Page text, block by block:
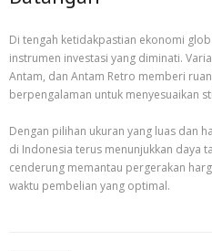
Di tengah ketidakpastian ekonomi
instrumen investasi yang diminati.
Antam, dan Antam Retro memberi
berpengalaman untuk menyesuaikan
Dengan pilihan ukuran yang luas dan
di Indonesia terus menunjukkan daya
cenderung memantau pergerakan
waktu pembelian yang optimal.